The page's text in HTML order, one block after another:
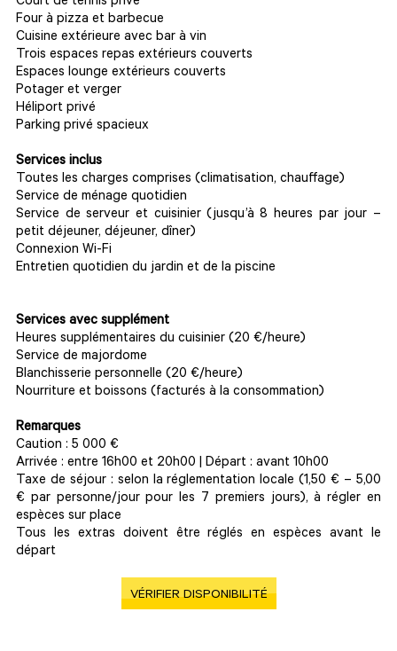
Four à pizza et barbecue
Cuisine extérieure avec bar à vin
Trois espaces repas extérieurs couverts
Espaces lounge extérieurs couverts
Potager et verger
Héliport privé
Parking privé spacieux
Services inclus
Toutes les charges comprises (climatisation, chauffage)
Service de ménage quotidien
Service de serveur et cuisinier (jusqu’à 8 heures par jour –
petit déjeuner, déjeuner, dîner)
Connexion Wi-Fi
Entretien quotidien du jardin et de la piscine
Services avec supplément
Heures supplémentaires du cuisinier (20 €/heure)
Service de majordome
Blanchisserie personnelle (20 €/heure)
Nourriture et boissons (facturés à la consommation)
Remarques
Caution : 5 000 €
Arrivée : entre 16h00 et 20h00 | Départ : avant 10h00
Taxe de séjour : selon la réglementation locale (1,50 € – 5,00
€ par personne/jour pour les 7 premiers jours), à régler en
espèces sur place
Tous les extras doivent être réglés en espèces avant le
départ
VÉRIFIER DISPONIBILITÉ